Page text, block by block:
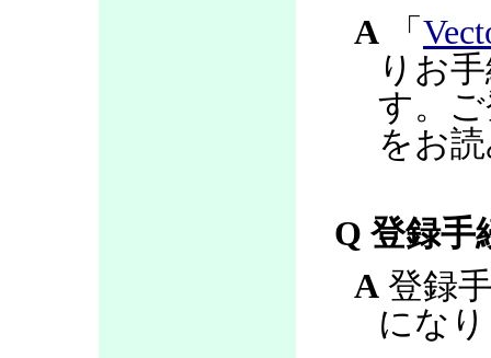
A 「
りお
す。
をお
Q 登録手
A 登録
にな